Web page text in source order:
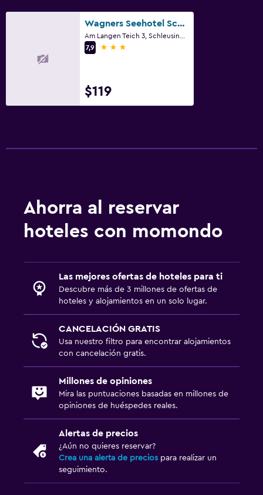
Wagners Seehotel Schleusingen
7,9
3 estrellas
$119
Ahorra al reservar
hoteles con momondo
Las mejores ofertas de hoteles para ti
Descubre más de 3 millones de ofertas de
hoteles y alojamientos en un solo lugar.
CANCELACIÓN GRATIS
Usa nuestro filtro para encontrar alojamientos
con cancelación gratis.
Millones de opiniones
Mira las puntuaciones basadas en millones de
opiniones de huéspedes reales.
Alertas de precios
¿Aún no quieres reservar?
Crea una alerta de precios para realizar un
seguimiento.